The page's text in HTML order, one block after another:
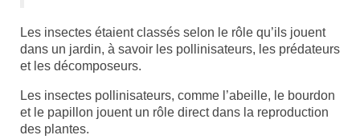
Les insectes étaient classés selon le rôle qu’ils jouent
dans un jardin, à savoir les pollinisateurs, les prédateurs
et les décomposeurs.
Les insectes pollinisateurs, comme l’abeille, le bourdon
et le papillon jouent un rôle direct dans la reproduction
des plantes.